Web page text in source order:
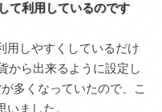
て利用しているのです
用しやすくしているだけ
から出来るように設定し
多くなっていたので、こ
ました。